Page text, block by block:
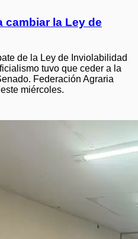
cambiar la Ley de
de la Ley de Inviolabilidad
tuvo que ceder a la
Federación Agraria
miércoles.